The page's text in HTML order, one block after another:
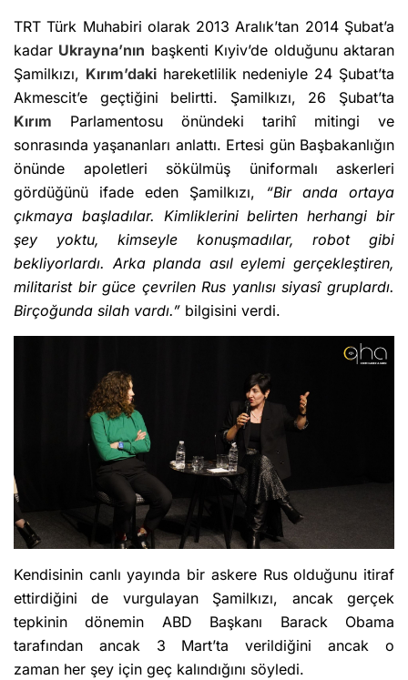
TRT Türk Muhabiri olarak 2013 Aralık’tan 2014 Şubat’a
kadar Ukrayna’nın başkenti Kıyiv’de olduğunu aktaran
Şamilkızı, Kırım’dakihareketlilik nedeniyle 24 Şubat’ta
Akmescit’e geçtiğini belirtti. Şamilkızı, 26 Şubat’ta
Kırım Parlamentosu önündeki tarihî mitingi ve
sonrasında yaşananları anlattı. Ertesi gün Başbakanlığın
önünde apoletleri sökülmüş üniformalı askerleri
gördüğünü ifade eden Şamilkızı, “Bir anda ortaya
çıkmaya başladılar. Kimliklerini belirten herhangi bir
şey yoktu, kimseyle konuşmadılar, robot gibi
bekliyorlardı. Arka planda asıl eylemi gerçekleştiren,
militarist bir güce çevrilen Rus yanlısı siyasî gruplardı.
Birçoğunda silah vardı.” bilgisini verdi.
Kendisinin canlı yayında bir askere Rus olduğunu itiraf
ettirdiğini de vurgulayan Şamilkızı, ancak gerçek
tepkinin dönemin ABD Başkanı Barack Obama
tarafından ancak 3 Mart’ta verildiğini ancak o
zaman her şey için geç kalındığını söyledi.